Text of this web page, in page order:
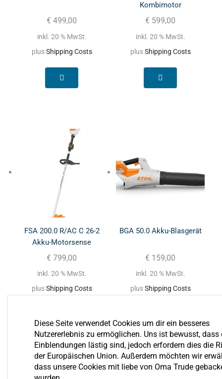
€ 499,00
inkl. 20 % MwSt.
plusShipping Costs
Kombimotor
€ 599,00
inkl. 20 % MwSt.
plusShipping Costs
FSA 200.0 R/AC C 26-2
Akku-Motorsense
€ 799,00
inkl. 20 % MwSt.
plusShipping Costs
BGA 50.0 Akku-Blasgerät
€ 159,00
inkl. 20 % MwSt.
plusShipping Costs
Diese Seite verwendet Cookies um dir ein besseres
Nutzererlebnis zu ermöglichen. Uns ist bewusst, dass
Einblendungen lästig sind, jedoch erfordern dies die
der Europäischen Union. Außerdem möchten wir
dass unsere Cookies mit liebe von Oma Trude